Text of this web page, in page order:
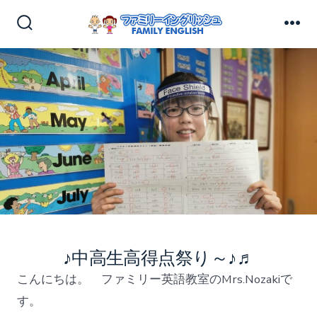
テ
ン
ツ
へ
ス
キ
ッ
プ
索
切
り
替
え
ニ
♪中高生高得点祭り～♪♬
こんにちは。 ファミリー英語教室のMrs.Nozakiで
す。